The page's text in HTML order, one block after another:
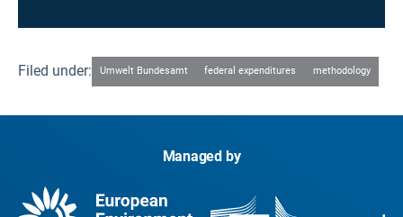
Filed under: Umwelt Bundesamt federal expenditures methodology
Managed by